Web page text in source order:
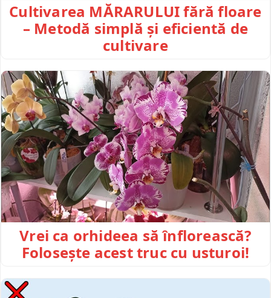
Cultivarea MĂRARULUI fără floare
– Metodă simplă și eficientă de
cultivare
Vrei ca orhideea să înflorească?
Folosește acest truc cu usturoi!